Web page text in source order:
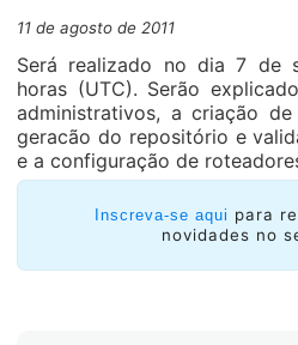
11 de agosto de 2011
Será realizado no dia 7 de
horas (UTC). Serão
administrativos, a criação
geracão do repositório e
e a configuração de
Inscreva-se aqui para
novidades no